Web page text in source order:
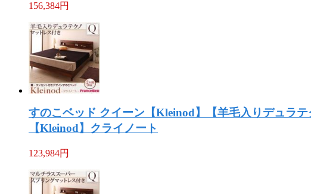
156,384円
すのこベッド クイーン【Kleinod】【羊毛入りデュラ
【Kleinod】クライノート
123,984円